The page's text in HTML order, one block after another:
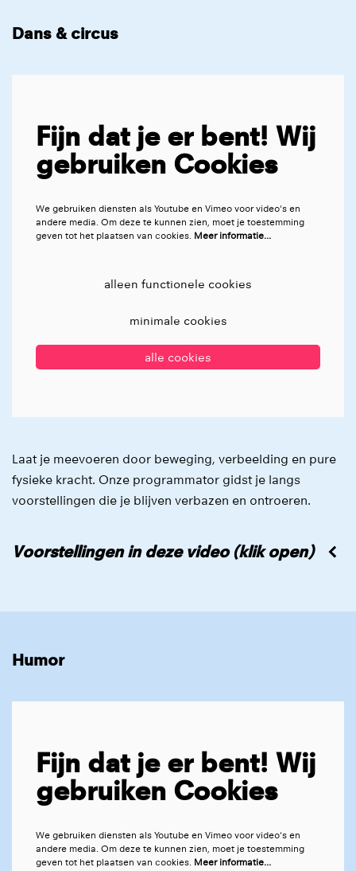
Dans & circus
Fijn dat je er bent! Wij
gebruiken Cookies
We gebruiken diensten als Youtube en Vimeo voor video's en
andere media. Om deze te kunnen zien, moet je toestemming
geven tot het plaatsen van cookies. Meer informatie…
alleen functionele cookies
minimale cookies
alle cookies
Laat je meevoeren door beweging, verbeelding en pure
fysieke kracht. Onze programmator gidst je langs
voorstellingen die je blijven verbazen en ontroeren.
Voorstellingen in deze video (klik open)
Humor
Fijn dat je er bent! Wij
gebruiken Cookies
We gebruiken diensten als Youtube en Vimeo voor video's en
andere media. Om deze te kunnen zien, moet je toestemming
geven tot het plaatsen van cookies. Meer informatie…